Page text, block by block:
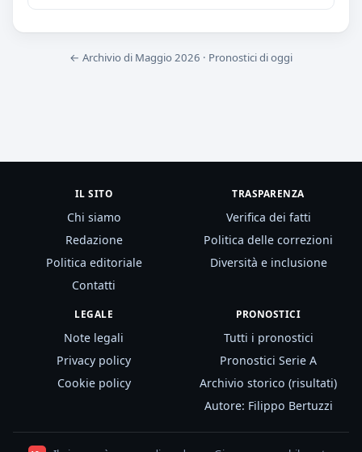
← Archivio di Maggio 2026 · Pronostici di oggi
IL SITO
Chi siamo
Redazione
Politica editoriale
Contatti
TRASPARENZA
Verifica dei fatti
Politica delle correzioni
Diversità e inclusione
LEGALE
Note legali
Privacy policy
Cookie policy
PRONOSTICI
Tutti i pronostici
Pronostici Serie A
Archivio storico (risultati)
Autore: Filippo Bertuzzi